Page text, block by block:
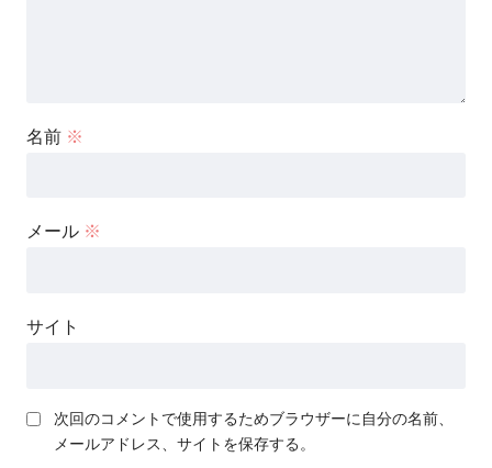
名前 ※
メール ※
サイト
次回のコメントで使用するためブラウザーに自分の名前、
メールアドレス、サイトを保存する。